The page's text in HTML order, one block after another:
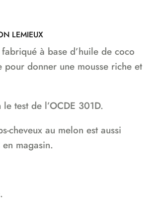
LEMIEUX
à base d’huile de coco
pour donner une mousse riche et
test de l’OCDE 301D.
cheveux au melon est aussi
en magasin.